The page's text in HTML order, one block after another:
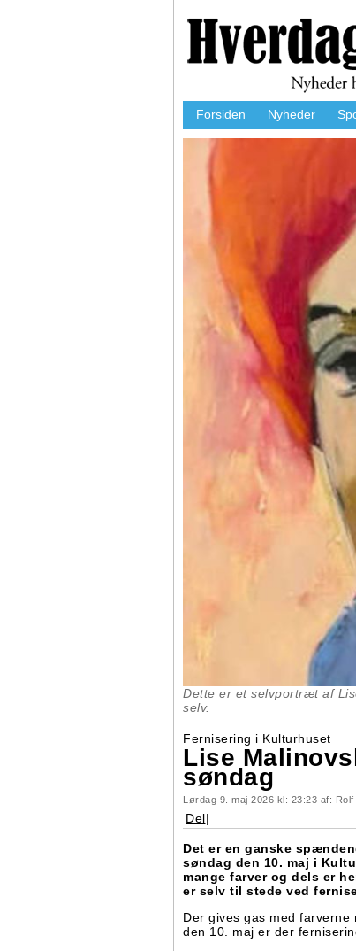
Forsiden Nyheder
Dette er et selvportræt af
selv.
Fernisering i Kulturhuset
Lise
søndag
Lørdag 9. maj 2026 kl: 23:23 af:
Del|
Det er en ganske
søndag den 10. maj i
mange farver og dels er
er selv til stede ved
Der gives gas med
den 10. maj er der